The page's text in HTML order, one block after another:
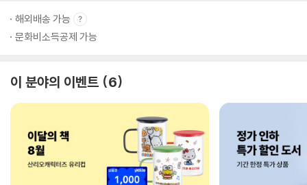
해외배송 가능
문화비소득공제 가능
이 분야의 이벤트 6